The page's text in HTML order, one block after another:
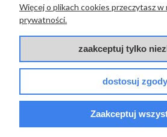
Więcej o plikach cookies przeczytasz
prywatności.
zaakceptuj tylko
dostosuj zgody
Zaakceptuj